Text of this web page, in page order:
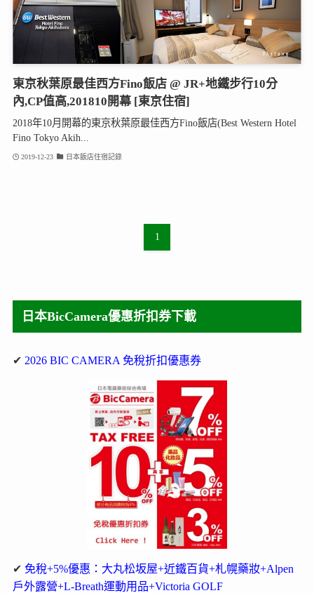
東京秋葉原最佳西方Fino飯店 @ JR+地鐵步行10分
內,CP值高,201810開幕 [東京住宿]
2018年10月開幕的東京秋葉原最佳西方Fino飯店(Best Western Hotel
Fino Tokyo Akih...
2019-12-23 日本飯店住宿記錄
1
日本BicCamera優惠折扣券下載
✔ 2026 BIC CAMERA 免稅折扣優惠券
✔ 免稅+5%優惠：大丸松坂屋+近鐵百貨+札幌藥妝+Alpen
戶外露營+L-Breath運動用品+Victoria GOLF